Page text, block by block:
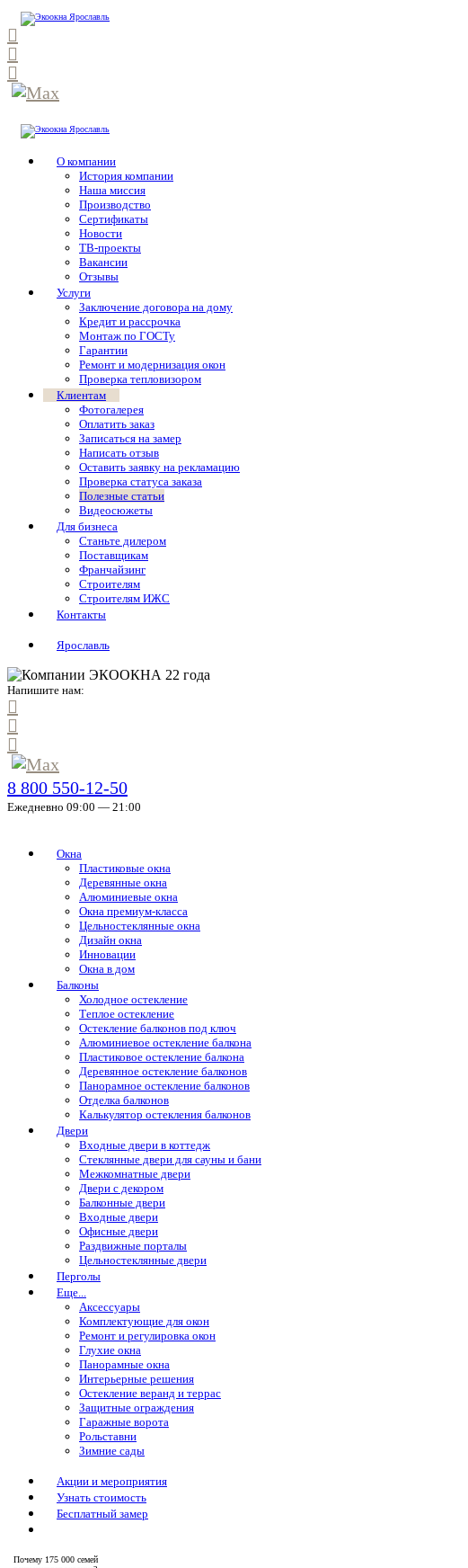
О компании
История компании
Наша миссия
Производство
Сертификаты
Новости
ТВ-проекты
Вакансии
Отзывы
Услуги
Заключение договора на дому
Кредит и рассрочка
Монтаж по ГОСТу
Гарантии
Ремонт и модернизация окон
Проверка тепловизором
Клиентам
Фотогалерея
Оплатить заказ
Записаться на замер
Написать отзыв
Оставить заявку на рекламацию
Проверка статуса заказа
Полезные статьи
Видеосюжеты
Для бизнеса
Станьте дилером
Поставщикам
Франчайзинг
Строителям
Строителям ИЖС
Контакты
Ярославль
Напишите нам:
8 800 550-12-50
Ежедневно 09:00 — 21:00
Окна
Пластиковые окна
Деревянные окна
Алюминиевые окна
Окна премиум-класса
Цельностеклянные окна
Дизайн окна
Инновации
Окна в дом
Балконы
Холодное остекление
Теплое остекление
Остекление балконов под ключ
Алюминиевое остекление балкона
Пластиковое остекление балкона
Деревянное остекление балконов
Панорамное остекление балконов
Отделка балконов
Калькулятор остекления балконов
Двери
Входные двери в коттедж
Стеклянные двери для сауны и бани
Межкомнатные двери
Двери с декором
Балконные двери
Входные двери
Офисные двери
Раздвижные порталы
Цельностеклянные двери
Перголы
Еще...
Аксессуары
Комплектующие для окон
Ремонт и регулировка окон
Глухие окна
Панорамные окна
Интерьерные решения
Остекление веранд и террас
Защитные ограждения
Гаражные ворота
Рольставни
Зимние сады
Акции и мероприятия
Узнать стоимость
Бесплатный замер
Почему 175 000 семей